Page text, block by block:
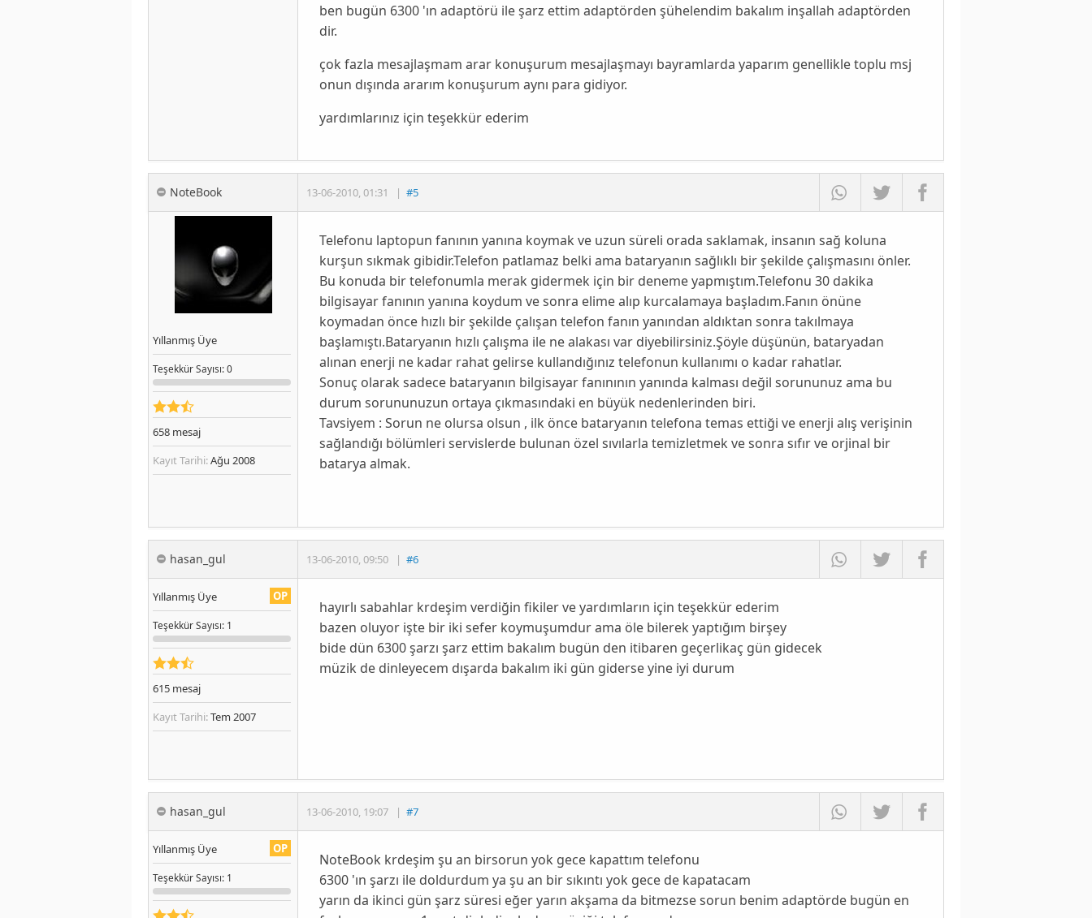
ben bugün 6300 'ın adaptörü ile şarz ettim adaptörden şühelendim bakalım inşallah adaptörden
dir.
çok fazla mesajlaşmam arar konuşurum mesajlaşmayı bayramlarda yaparım genellikle toplu msj
onun dışında ararım konuşurum aynı para gidiyor.
yardımlarınız için teşekkür ederim
NoteBook 13-06-2010,01:31 | #5
Yıllanmış Üye
TeşekkürSayısı: 0
658 mesaj
Kayıt Tarihi:Ağu 2008
Telefonu laptopun fanının yanına koymak ve uzun süreli orada saklamak, insanın sağ koluna
kurşun sıkmak gibidir.Telefon patlamaz belki ama bataryanın sağlıklı bir şekilde çalışmasını önler.
Bu konuda bir telefonumla merak gidermek için bir deneme yapmıştım.Telefonu 30 dakika
bilgisayar fanının yanına koydum ve sonra elime alıp kurcalamaya başladım.Fanın önüne
koymadan önce hızlı bir şekilde çalışan telefon fanın yanından aldıktan sonra takılmaya
başlamıştı.Bataryanın hızlı çalışma ile ne alakası var diyebilirsiniz.Şöyle düşünün, bataryadan
alınan enerji ne kadar rahat gelirse kullandığınız telefonun kullanımı o kadar rahatlar.
Sonuç olarak sadece bataryanın bilgisayar fanınının yanında kalması değil sorununuz ama bu
durum sorununuzun ortaya çıkmasındaki en büyük nedenlerinden biri.
Tavsiyem : Sorun ne olursa olsun , ilk önce bataryanın telefona temas ettiği ve enerji alış verişinin
sağlandığı bölümleri servislerde bulunan özel sıvılarla temizletmek ve sonra sıfır ve orjinal bir
batarya almak.
hasan_gul 13-06-2010,09:50 | #6
OP
Yıllanmış Üye
TeşekkürSayısı: 1
615 mesaj
Kayıt Tarihi:Tem 2007
hayırlı sabahlar krdeşim verdiğin fikiler ve yardımların için teşekkür ederim
bazen oluyor işte bir iki sefer koymuşumdur ama öle bilerek yaptığım birşey
bide dün 6300 şarzı şarz ettim bakalım bugün den itibaren geçerlikaç gün gidecek
müzik de dinleyecem dışarda bakalım iki gün giderse yine iyi durum
hasan_gul 13-06-2010, 19:07 | #7
OP
Yıllanmış Üye
TeşekkürSayısı: 1
NoteBook krdeşim şu an birsorun yok gece kapattım telefonu
6300 'ın şarzı ile doldurdum ya şu an bir sıkıntı yok gece de kapatacam
yarın da ikinci gün şarz süresi eğer yarın akşama da bitmezse sorun benim adaptörde bugün en